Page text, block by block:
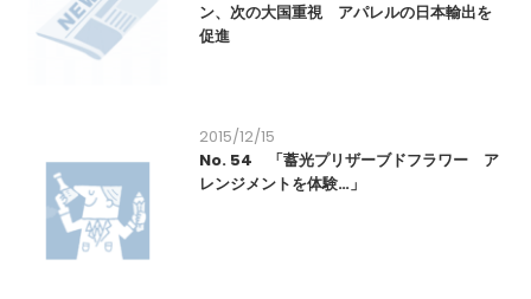
ン、次の大国重視 アパレルの日本輸出を
促進
2015/12/15
No. 54 「蓄光プリザーブドフラワー ア
レンジメントを体験…」